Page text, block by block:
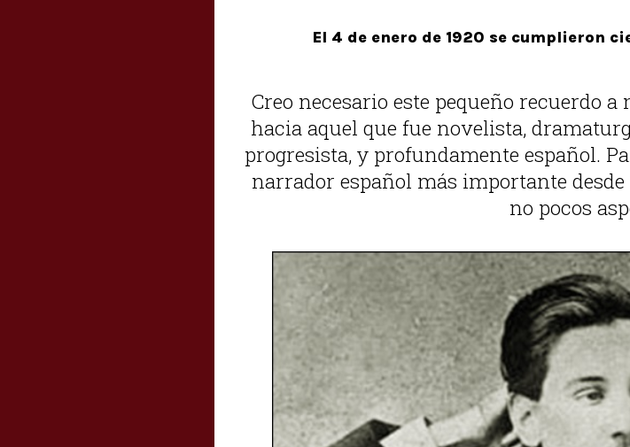
El 4 de enero de 1920 se cumplieron
Creo necesario este pequeño recuerdo
hacia aquel que fue novelista,
progresista, y profundamente español.
narrador español más importante
no pocos